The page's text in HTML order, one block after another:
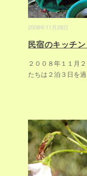
2008年11月28日
民宿のキッチ
２００８年１１月
たちは２泊３日を